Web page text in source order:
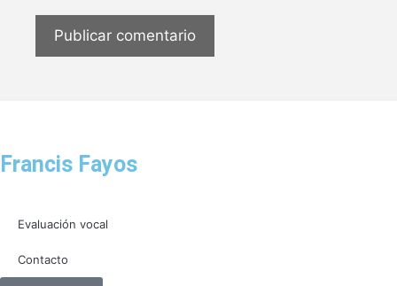
Francis Fayos
Evaluación vocal
Contacto